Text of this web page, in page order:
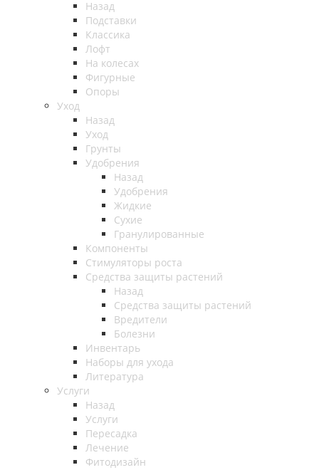
Назад
Подставки
Классика
Лофт
На колесах
Фигурные
Опоры
Уход
Назад
Уход
Грунты
Удобрения
Назад
Удобрения
Жидкие
Сухие
Гранулированные
Компоненты
Стимуляторы роста
Средства защиты растений
Назад
Средства защиты растений
Вредители
Болезни
Инвентарь
Наборы для ухода
Литература
Услуги
Назад
Услуги
Пересадка
Лечение
Фитодизайн